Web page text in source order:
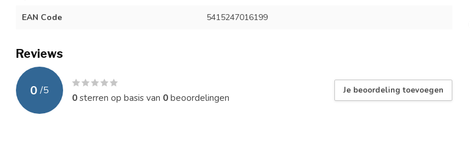
EAN Code 5415247016199
Reviews
0 /5
0sterren op basis van 0beoordelingen
Je beoordeling toevoegen